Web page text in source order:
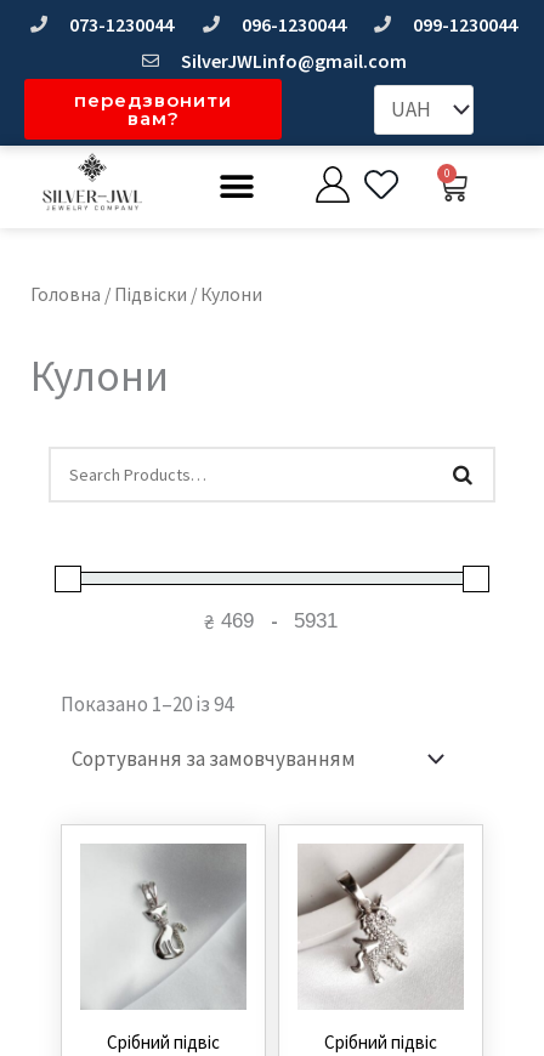
Перейти073-1230044 096-1230044
099-1230044
SilverJWLinfo@gmail.com
передзвонити
вам?
Меню 0
Головна / Підвіски / Кулони
Кулони
₴ -
Показано 1–20 із 94
Cрібний підвіс
Cрібний підвіс